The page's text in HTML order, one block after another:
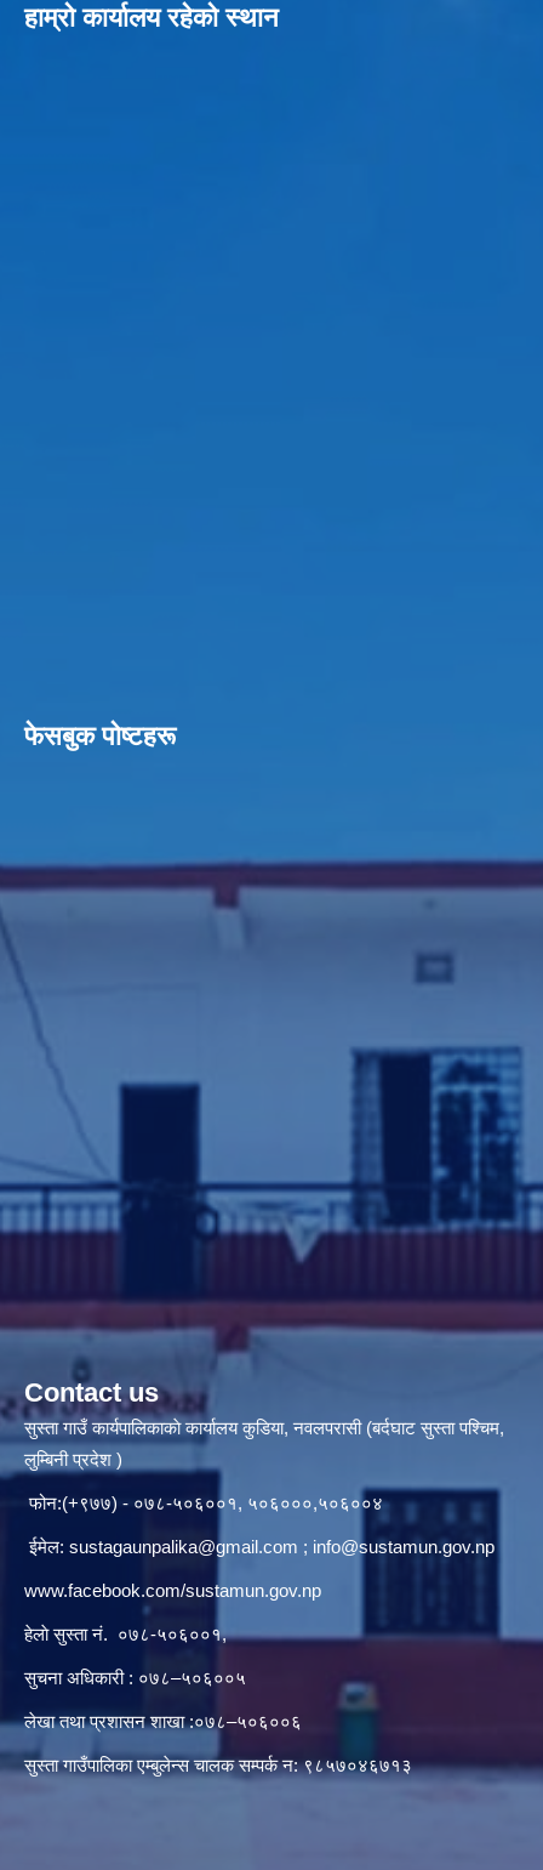
हाम्रो कार्यालय रहेको स्थान
फेसबुक पाेष्टहरू
Contact us
सुस्ता गाउँ कार्यपालिकाकाे कार्यालय कुडिया, नवलपरासी (बर्दघाट सुस्ता पश्चिम,
लुम्बिनी प्रदेश )
फोन:(+९७७) - ०७८-५०६००१, ५०६०००,५०६००४
ईमेल: sustagaunpalika@gmail.com ; info@sustamun.gov.np
www.facebook.com/sustamun.gov.np
हेलाे सुस्ता नं. ०७८-५०६००१,
सुचना अधिकारी : ०७८–५०६००५
लेखा तथा प्रशासन शाखा :०७८–५०६००६
सुस्ता गाउँपालिका एम्बुलेन्स चालक सम्पर्क न‌‍: ९८५७०४६७१३